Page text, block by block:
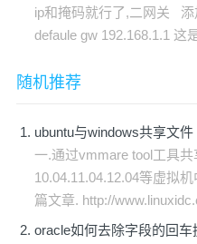
ip和掩码就行了,二网关 添
defaule gw 192.168.1.1 这
随机推荐
ubuntu与windows共享文件
一.通过vmmare tool工具共
10.04.11.04.12.04等虚拟
篇文章. http://
oracle如何去除字段的回车